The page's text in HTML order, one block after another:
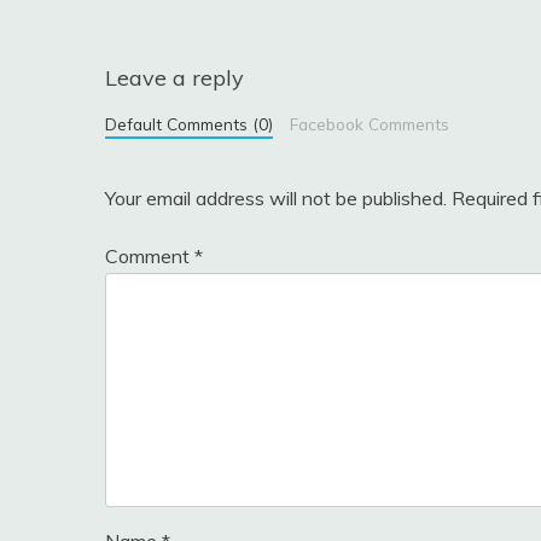
Leave a reply
Default Comments (0) Facebook Comments
Your email address will not be published. Required
Comment *